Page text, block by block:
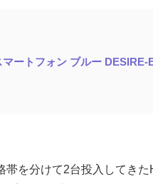
ートフォン ブルー DESIRE-
帯を分けて2台投入してき